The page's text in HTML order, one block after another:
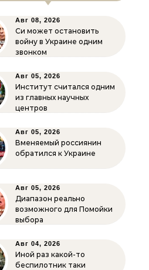
Авг 08, 2026
Си может остановить
войну в Украине одним
звонком
Авг 05, 2026
Институт считался одним
из главных научных
центров
Авг 05, 2026
Вменяемый россиянин
обратился к Украине
Авг 05, 2026
Диапазон реально
возможного для Помойки
выбора
Авг 04, 2026
Иной раз какой-то
беспилотник таки